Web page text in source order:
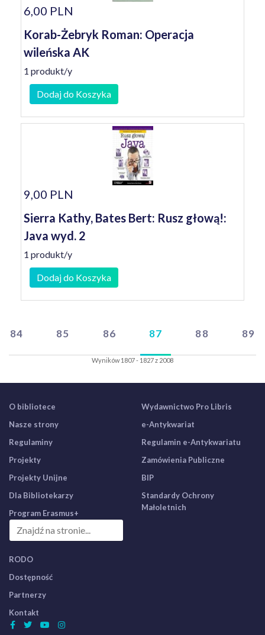
6,00 PLN
Korab-Żebryk Roman: Operacja
wileńska AK
1 produkt/y
Dodaj do Koszyka
9,00 PLN
Sierra Kathy, Bates Bert: Rusz głową!:
Java wyd. 2
1 produkt/y
Dodaj do Koszyka
84 85 86 87 88 89
Wyników 1807 - 1827 z 2008
O bibliotece
Nasze strony
Regulaminy
Projekty
Projekty Unijne
Dla Bibliotekarzy
Program Erasmus+
Wydawnictwo Pro Libris
e-Antykwariat
Regulamin e-Antykwariatu
Zamówienia Publiczne
BIP
Standardy Ochrony
Małoletnich
RODO
Dostępność
Partnerzy
Kontakt